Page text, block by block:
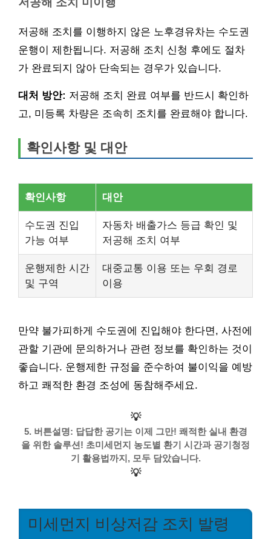
저공해 조치를 이행하지 않은 노후경유차는 수도권
운행이 제한됩니다. 저공해 조치 신청 후에도 절차
가 완료되지 않아 단속되는 경우가 있습니다.
대처 방안: 저공해 조치 완료 여부를 반드시 확인하
고, 미등록 차량은 조속히 조치를 완료해야 합니다.
확인사항 및 대안
확인사항 대안
수도권 진입
가능 여부
자동차 배출가스 등급 확인 및
저공해 조치 여부
운행제한 시간
및 구역
대중교통 이용 또는 우회 경로
이용
만약 불가피하게 수도권에 진입해야 한다면, 사전에
관할 기관에 문의하거나 관련 정보를 확인하는 것이
좋습니다. 운행제한 규정을 준수하여 불이익을 예방
하고 쾌적한 환경 조성에 동참해주세요.
💡
5. 버튼설명: 답답한 공기는 이제 그만! 쾌적한 실내 환경
을 위한 솔루션! 초미세먼지 농도별 환기 시간과 공기청정
기 활용법까지, 모두 담았습니다.
💡
미세먼지 비상저감 조치 발령